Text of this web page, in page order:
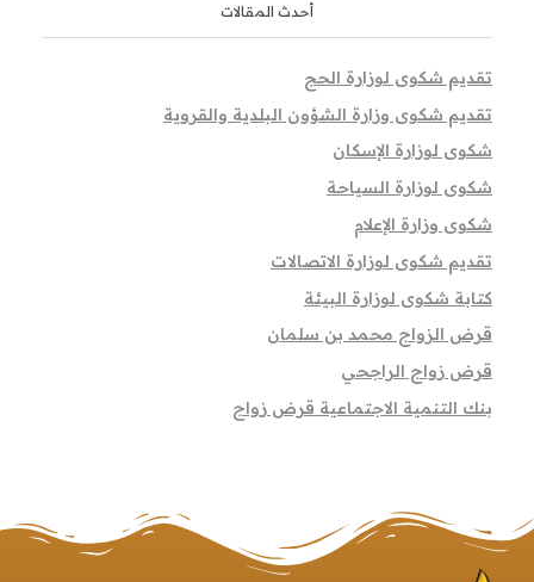
أحدث المقالات
تقديم شكوى لوزارة الحج
تقديم شكوى وزارة الشؤون البلدية والقروية
شكوى لوزارة الإسكان
شكوى لوزارة السياحة
شكوى وزارة الإعلام
تقديم شكوى لوزارة الاتصالات
كتابة شكوى لوزارة البيئة
قرض الزواج محمد بن سلمان
قرض زواج الراجحي
بنك التنمية الاجتماعية قرض زواج